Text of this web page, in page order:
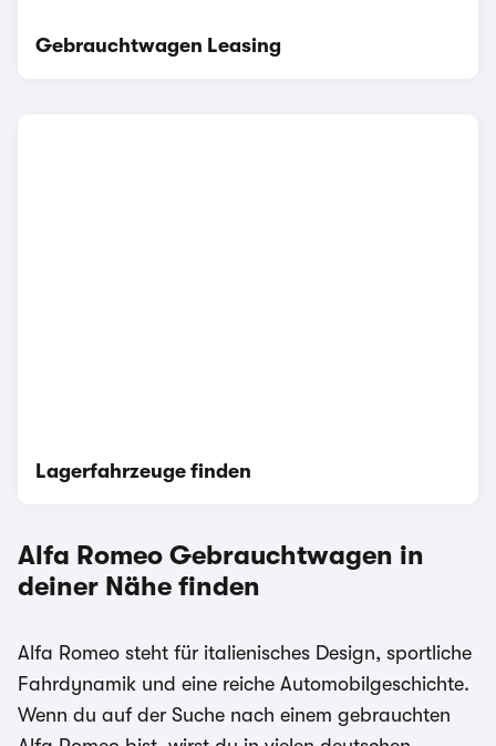
Gebrauchtwagen Leasing
Lagerfahrzeuge finden
Alfa Romeo Gebrauchtwagen in
deiner Nähe finden
Alfa Romeo steht für italienisches Design, sportliche
Fahrdynamik und eine reiche Automobilgeschichte.
Wenn du auf der Suche nach einem gebrauchten